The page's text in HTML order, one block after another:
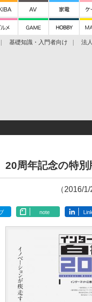
基礎知識・入門者向け 法
20周年記念の特別
（2016/
note